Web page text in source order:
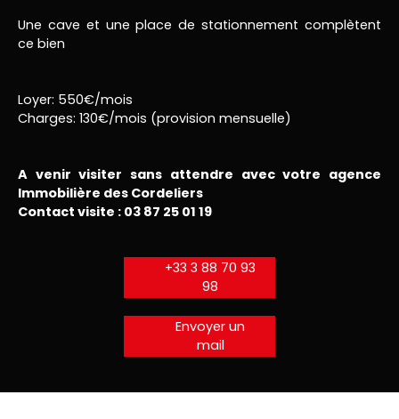
Une cave et une place de stationnement complètent
ce bien
Loyer: 550€/mois
Charges: 130€/mois (provision mensuelle)
A venir visiter sans attendre avec votre agence
Immobilière des Cordeliers
Contact visite : 03 87 25 01 19
+33 3 88 70 93
98
Envoyer un
mail